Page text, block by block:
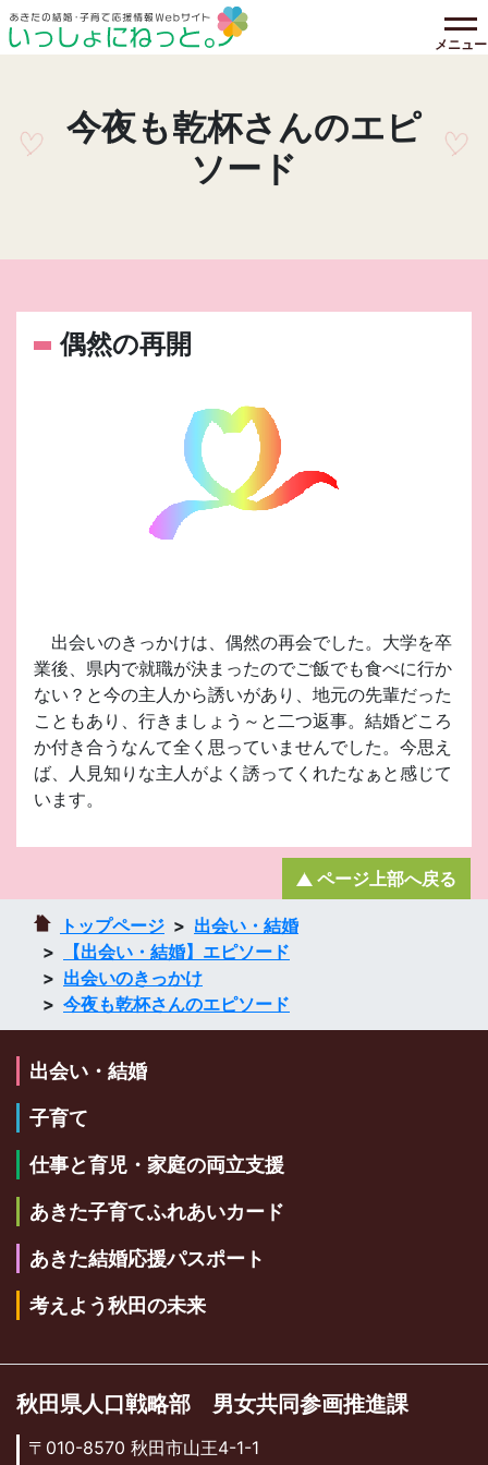
メニュー
今夜も乾杯さんのエピ
ソード
偶然の再開
出会いのきっかけは、偶然の再会でした。大学を卒
業後、県内で就職が決まったのでご飯でも食べに行か
ない？と今の主人から誘いがあり、地元の先輩だった
こともあり、行きましょう～と二つ返事。結婚どころ
か付き合うなんて全く思っていませんでした。今思え
ば、人見知りな主人がよく誘ってくれたなぁと感じて
います。
トップページ
出会い・結婚
【出会い・結婚】エピソード
出会いのきっかけ
今夜も乾杯さんのエピソード
ページ上部へ戻る
出会い・結婚
子育て
仕事と育児・家庭の両立支援
あきた子育てふれあいカード
あきた結婚応援パスポート
考えよう秋田の未来
秋田県人口戦略部 男女共同参画推進課
〒010-8570 秋田市山王4-1-1